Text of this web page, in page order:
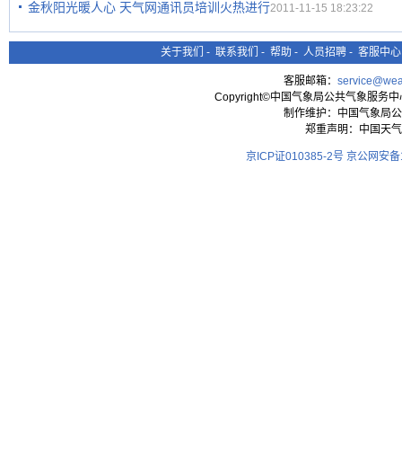
金秋阳光暖人心 天气网通讯员培训火热进行2011-11-15 18:23:22
关于我们 - 联系我们 - 帮助 - 人员招聘 - 客服中心
客服邮箱：
Copyright©中国气象局公共气象服务
制作维护：中国气象局
郑重声明：中国天
京ICP证010385-2号 京公网安